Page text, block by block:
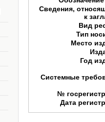
Сведения,
к
Вид
Тип
Место
Год
Системные
№
Дата